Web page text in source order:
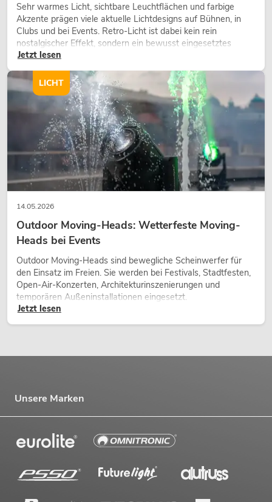
Sehr warmes Licht, sichtbare Leuchtflächen und farbige
Akzente prägen viele aktuelle Lichtdesigns auf Bühnen, in
Clubs und bei Events. Retro-Licht ist dabei kein rein
nostalgischer Effekt, sondern ein bewusst eingesetztes
Gestaltungsmittel: Es schafft Atmosphäre, gibt Szenen
Charakter und kann technische LED-Setups emotionaler
wirken lassen.
Jetzt lesen
14.05.2026
Outdoor Moving-Heads: Wetterfeste Moving-
Heads bei Events
Outdoor Moving-Heads sind bewegliche Scheinwerfer für
den Einsatz im Freien. Sie werden bei Festivals, Stadtfesten,
Open-Air-Konzerten, Architekturinszenierungen und
temporären Außeninstallationen eingesetzt.
Jetzt lesen
LICHT
Unsere Marken